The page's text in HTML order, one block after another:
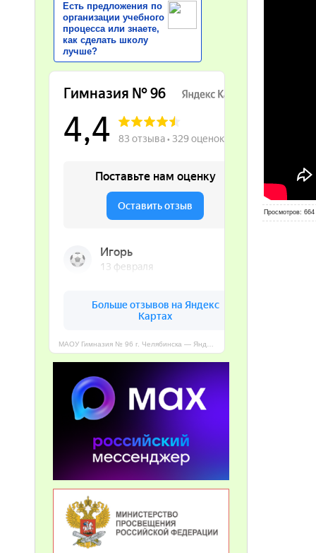
Есть предложения по
организации учебного
процесса или знаете,
как сделать школу
лучше?
Просмотров: